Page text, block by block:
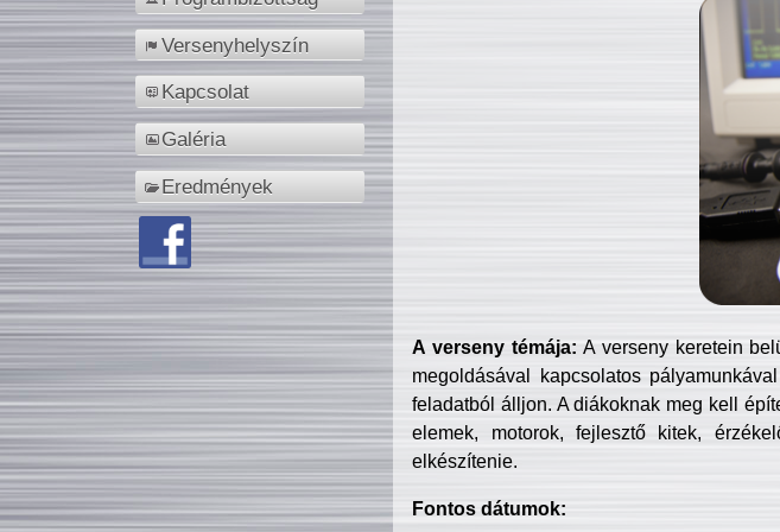
Versenyhelyszín
Kapcsolat
Galéria
Eredmények
A verseny témája: A verseny keretein
megoldásával kapcsolatos
feladatból álljon. A diákoknak meg kell
elemek, motorok, fejlesztő kitek,
elkészítenie.
Fontos dátumok: